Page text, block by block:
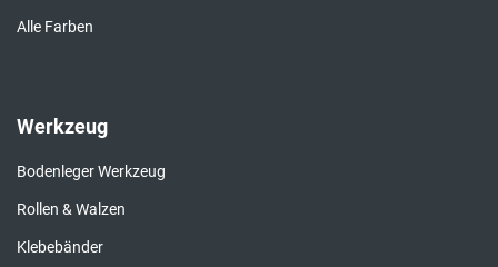
Alle Farben
Werkzeug
Bodenleger Werkzeug
Rollen & Walzen
Klebebänder